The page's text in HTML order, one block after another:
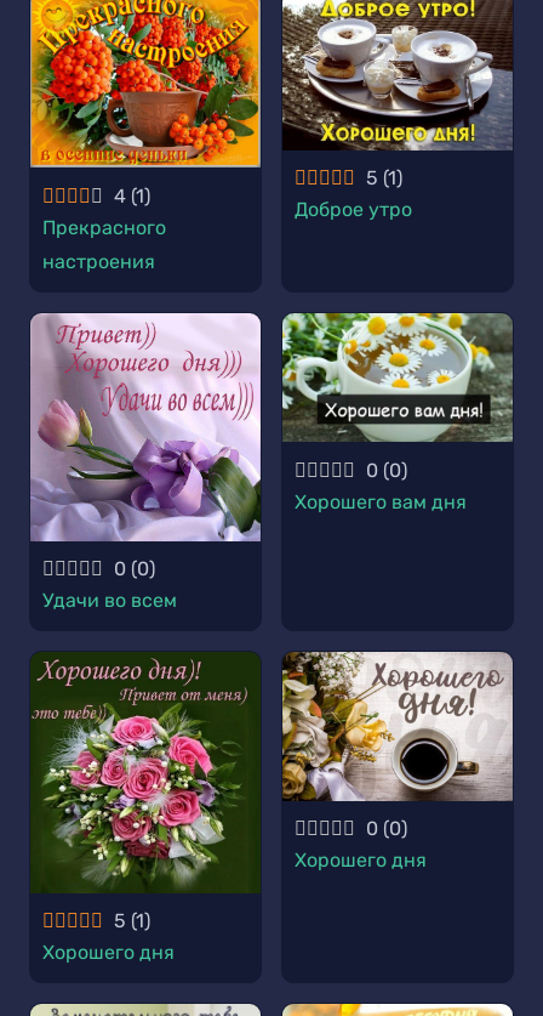
4 (1)
Прекрасного
настроения
5 (1)
Доброе утро
0 (0)
Удачи во всем
0 (0)
Хорошего вам дня
5 (1)
Хорошего дня
0 (0)
Хорошего дня